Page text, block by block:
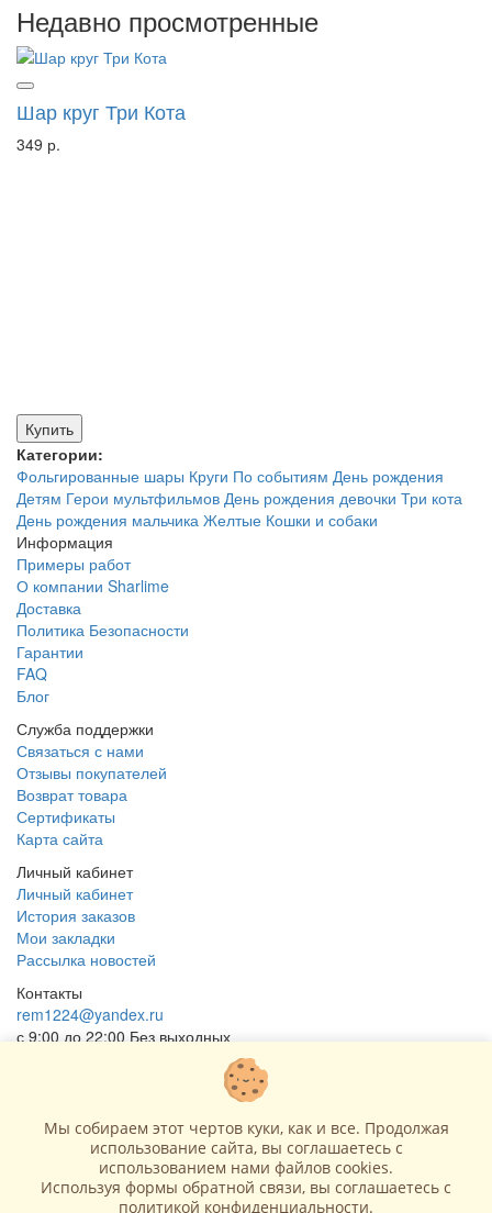
Недавно просмотренные
Шар круг Три Кота
349 р.
Купить
Категории:
Фольгированные шары Круги По событиям День рождения
Детям Герои мультфильмов День рождения девочки Три кота
День рождения мальчика Желтые Кошки и собаки
Информация
Примеры работ
О компании Sharlime
Доставка
Политика Безопасности
Гарантии
FAQ
Блог
Служба поддержки
Связаться с нами
Отзывы покупателей
Возврат товара
Сертификаты
Карта сайта
Личный кабинет
Личный кабинет
История заказов
Мои закладки
Рассылка новостей
Контакты
rem1224@yandex.ru
с 9:00 до 22:00 Без выходных
Г. Москва ул. Коровинское шоссе 35 стр 2
(с) 2015 - 2026 “SharLime”, копирование контента запрещено и
преследуется законом!
Мы собираем этот чертов куки, как и все. Продолжая
использование сайта, вы соглашаетесь c
использованием нами файлов cookies.
Используя формы обратной связи, вы соглашаетесь с
политикой конфиденциальности.